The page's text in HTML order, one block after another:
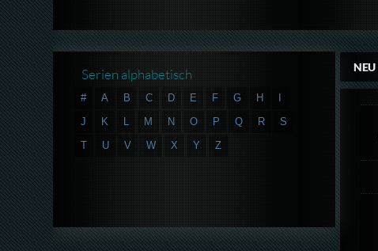
NEU
Serien alphabetisch
# A B C D E F G H
J
K L M N O P Q R
S
T
U V W X Y Z